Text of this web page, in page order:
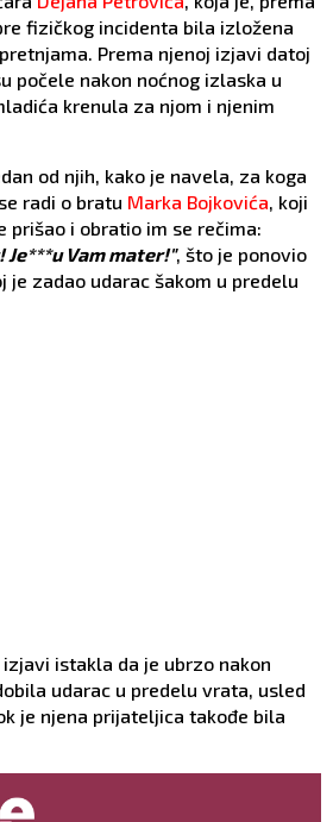
fizičkog incidenta bila izložena
Prema njenoj izjavi datoj
počele nakon noćnog izlaska u
krenula za njom i njenim
od njih, kako je navela, za koga
radi o bratu Marka Bojkovića, koji
prišao i obratio im se rečima:
Je***u Vam mater!", što je ponovio
je zadao udarac šakom u predelu
istakla da je ubrzo nakon
udarac u predelu vrata, usled
je njena prijateljica takođe bila